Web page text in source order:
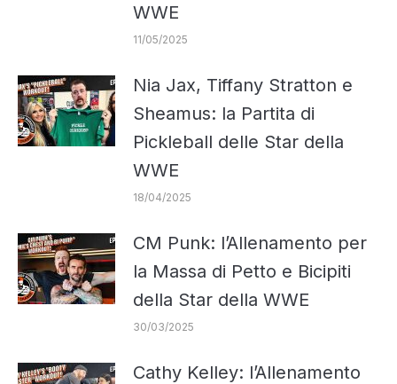
WWE
11/05/2025
Nia Jax, Tiffany Stratton e
Sheamus: la Partita di
Pickleball delle Star della
WWE
18/04/2025
CM Punk: l’Allenamento per
la Massa di Petto e Bicipiti
della Star della WWE
30/03/2025
Cathy Kelley: l’Allenamento